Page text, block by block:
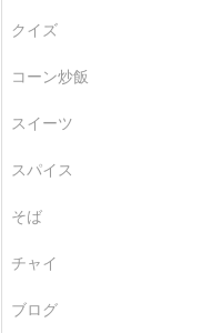
クイズ
コーン炒飯
スイーツ
スパイス
そば
チャイ
ブログ